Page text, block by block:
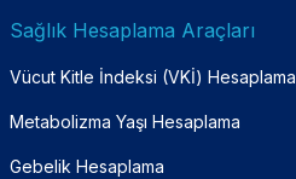
Sağlık Hesaplama Araçları
Vücut Kitle İndeksi (VKİ) Hesaplama
Metabolizma Yaşı Hesaplama
Gebelik Hesaplama